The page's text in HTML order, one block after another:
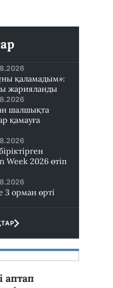
қаламадым»:
жарияланды
шалшықта
қамауға
Week 2026 өтіп
3 орман өрті
аптап